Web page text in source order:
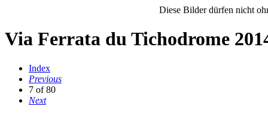
Diese Bilder dürfen nicht
Via Ferrata du Tichodrome
Index
Previous
7 of 80
Next